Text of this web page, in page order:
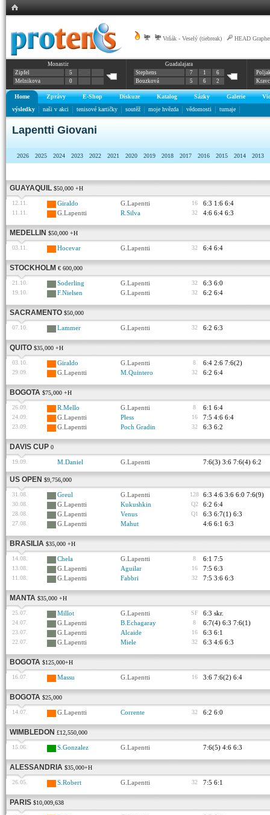
Vrňák - Veselý (tiebreak) HEAD
Monastir
Zipfel
5
Melnikova
0
Guadalajara
Stephens
7 1
6
Bouzková
5 6 2
Home Zprávy E-Shop Diskuze Katalog Sázky Galerie
výsledky
naši v akci tenisové kartičky soutěž moje hvězda vědomosti turnaje
Lapentti Giovani
2026 2025 2024 2023 2022 2021 2020 2019 2018 2017 2016 2015 2014 2013
GUAYAQUIL $50,000 +H
12.11. Giraldo G.Lapentti 16 6:3 1:6 6:4
11.11. G.Lapentti R.Silva 32 4:6 6:4 6:3
MEDELLIN $50,000 +H
03.11. Hocevar G.Lapentti 32 6:4 6:4
STOCKHOLM € 600,000
21.10. Soderling G.Lapentti 32 6:3 6:0
19.10. F.Nielsen G.Lapentti 32 6:2 6:4
SACRAMENTO $50,000
07.10. Lammer G.Lapentti 32 6:2 6:3
QUITO $35,000 +H
03.10. Giraldo G.Lapentti 8 6:4 2:6 7:6(2)
29.09. G.Lapentti M.Quintero 32 6:2 6:4
BOGOTA $75,000 +H
26.09. R.Mello G.Lapentti 8 6:1 6:4
24.09. G.Lapentti Pless 16 7:5 4:6 6:4
23.09. G.Lapentti Poch Gradin 32 6:3 6:2
DAVIS CUP 0
19.09. M.Daniel G.Lapentti 7:6(3) 3:6 7:6(4) 6:2
US OPEN $9,756,000
31.08. Greul G.Lapentti 128 6:3 4:6 3:6 6:0 7:6(9)
30.08. G.Lapentti Kukushkin Q2 6:2 6:4
28.08. G.Lapentti Venus Q1 6:3 6:7(1) 6:3
27.08. G.Lapentti Mahut 4:6 6:1 6:3
BRASILIA $35,000 +H
14.08. Chela G.Lapentti 8 6:1 7:5
13.08. G.Lapentti Aguilar 16 7:5 6:3
11.08. G.Lapentti Fabbri 32 7:5 3:6 6:3
MANTA $35,000 +H
25.07. Millot G.Lapentti SF 6:3 skr.
24.07. G.Lapentti B.Echagaray 8 6:7(4) 6:3 7:6(1)
23.07. G.Lapentti Alcaide 16 6:3 6:1
22.07. G.Lapentti Miele 32 6:3 4:6 6:3
BOGOTA $125,000+H
16.07. Massu G.Lapentti 16 3:6 7:6(2) 6:4
BOGOTA $25,000
14.07. G.Lapentti Corrente 32 6:2 6:0
WIMBLEDON £12,550,000
15.06. S.Gonzalez G.Lapentti 7:6(5) 4:6 6:3
ALESSANDRIA $35,000+H
26.05. S.Robert G.Lapentti 32 7:5 6:1
PARIS $10,009,638